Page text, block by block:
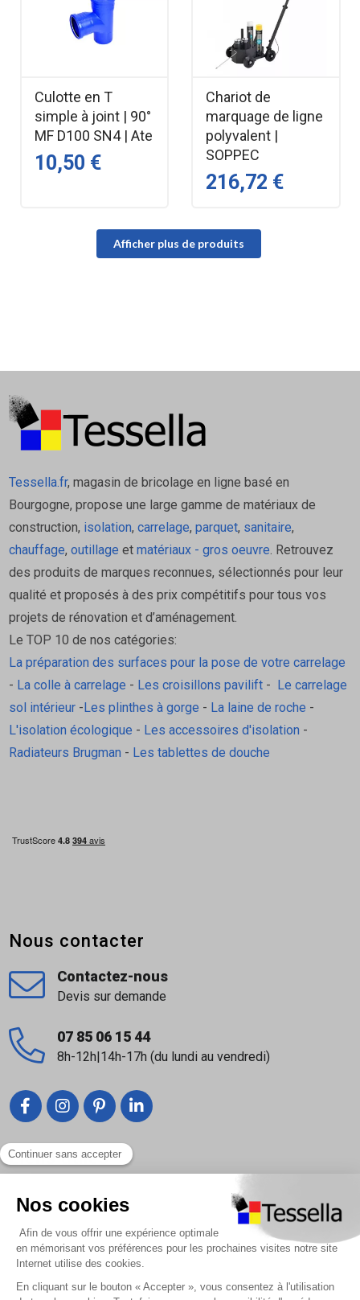
Culotte en T
simple à joint | 90°
MF D100 SN4 | Ate
10,50 €
Chariot de
marquage de ligne
polyvalent |
SOPPEC
216,72 €
Afficher plus de produits
Tessella.fr, magasin de bricolage en ligne basé en
Bourgogne, propose une large gamme de matériaux de
construction, isolation, carrelage, parquet, sanitaire,
chauffage, outillage et matériaux - gros oeuvre. Retrouvez
des produits de marques reconnues, sélectionnés pour leur
qualité et proposés à des prix compétitifs pour tous vos
projets de rénovation et d’aménagement.
Le TOP 10 de nos catégories:
La préparation des surfaces pour la pose de votre carrelage
- La colle à carrelage - Les croisillons pavilift- Le carrelage
sol intérieur-Les plinthes à gorge - La laine de roche -
L'isolation écologique - Les accessoires d'isolation -
Radiateurs Brugman - Les tablettes de douche
Liens utiles
Nous contacter
À propos
Paiement sécurisé
Livraison | Retour client
Nous contacter
Contactez-nous
Devis sur demande
07 85 06 15 44
8h-12h|14h-17h (du lundi au vendredi)